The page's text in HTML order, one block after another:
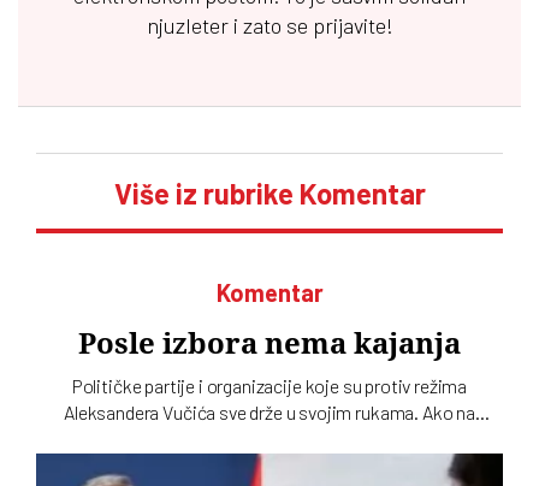
njuzleter i zato se prijavite!
Više iz rubrike Komentar
Komentar
Posle izbora nema kajanja
Političke partije i organizacije koje su protiv režima
Aleksandera Vučića sve drže u svojim rukama. Ako na
krive